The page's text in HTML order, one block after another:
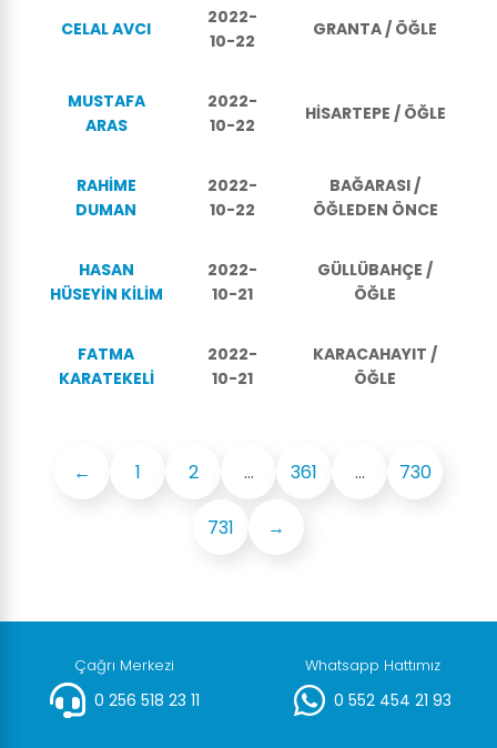
CELAL AVCI
2022-
10-22
GRANTA / ÖĞLE
MUSTAFA
ARAS
2022-
10-22
HİSARTEPE / ÖĞLE
RAHİME
DUMAN
2022-
10-22
BAĞARASI /
ÖĞLEDEN ÖNCE
HASAN
HÜSEYİN KİLİM
2022-
10-21
GÜLLÜBAHÇE /
ÖĞLE
FATMA
KARATEKELİ
2022-
10-21
KARACAHAYIT /
ÖĞLE
← 1 2 ... 361 ... 730
731 →
Çağrı Merkezi
0 256 518 23 11
Whatsapp Hattımız
0 552 454 21 93